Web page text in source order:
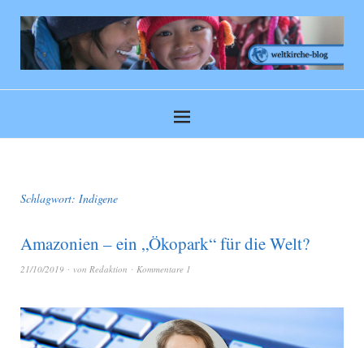
Schlagwort: Indigene
Amazonien – ein „Ökopark“ für die Welt?
21/10/2019 von Redaktion Kommentare 1